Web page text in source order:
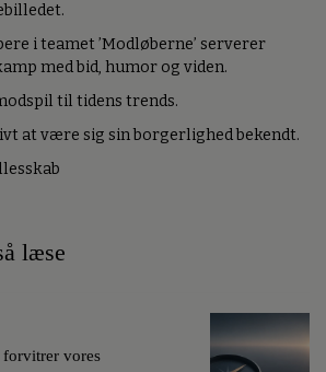
i teamet ’Modløberne’ serverer
med bid, humor og viden.
til tidens trends.
at være sig sin borgerlighed bekendt.
læse
vores